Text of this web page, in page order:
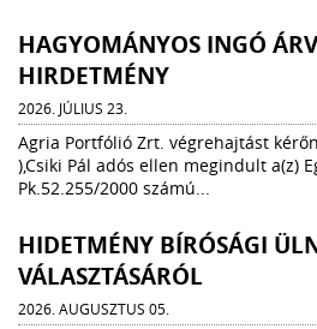
HAGYOMÁNYOS INGÓ
HIRDETMÉNY
2026. JÚLIUS 23.
Agria Portfólió Zrt. végrehajtást
),Csiki Pál adós ellen megindult a(z)
Pk.52.255/2000 számú...
HIDETMÉNY BÍRÓSÁGI
VÁLASZTÁSÁRÓL
2026. AUGUSZTUS 05.